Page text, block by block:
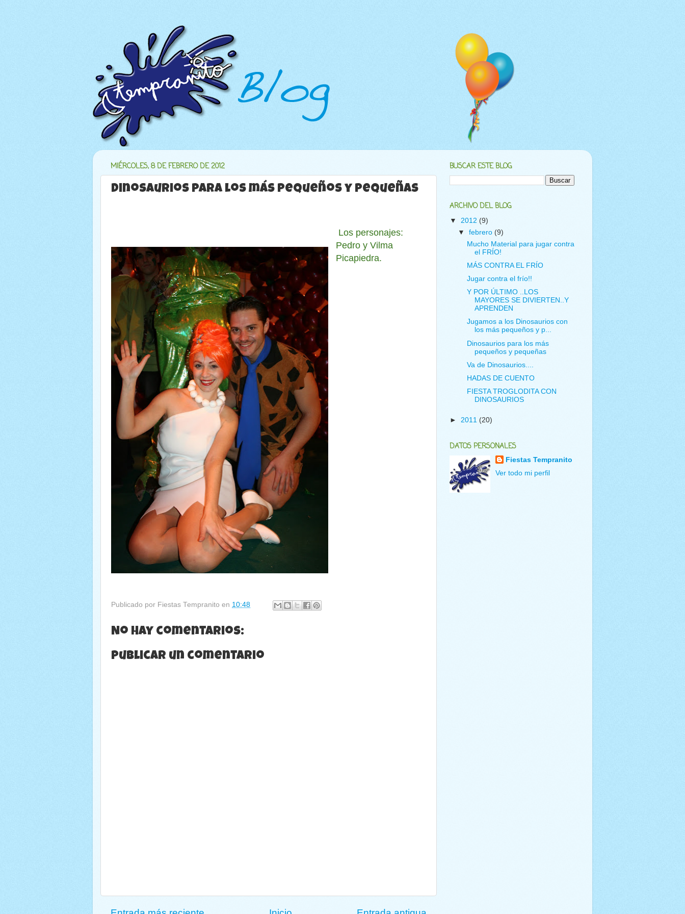
MIÉRCOLES, 8 DE FEBRERO DE 2012
Dinosaurios para los más pequeños y pequeñas
Los personajes:
Pedro y Vilma
Picapiedra.
Publicado por Fiestas Tempranito en 10:48
No hay comentarios:
Publicar un comentario
BUSCAR ESTE BLOG
ARCHIVO DEL BLOG
▼ 2012 (9)
▼febrero (9)
Mucho Material para jugar contra
el FRÍO!
MÁS CONTRA EL FRÍO
Jugar contra el frío!!
Y POR ÚLTIMO ..LOS
MAYORES SE DIVIERTEN..Y
APRENDEN
Jugamos a los Dinosaurios con
los más pequeños y p...
Dinosaurios para los más
pequeños y pequeñas
Va de Dinosaurios....
HADAS DE CUENTO
FIESTA TROGLODITA CON
DINOSAURIOS
► 2011 (20)
DATOS PERSONALES
Fiestas Tempranito
Ver todo mi perfil